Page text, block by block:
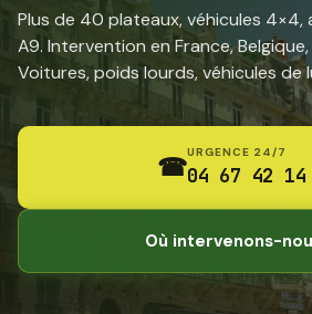
Plus de 40 plateaux, véhicules
A9. Intervention en France,
Voitures, poids lourds, véhicules de
☎URGENCE 24/7
04 67 42 14
Où intervenons-